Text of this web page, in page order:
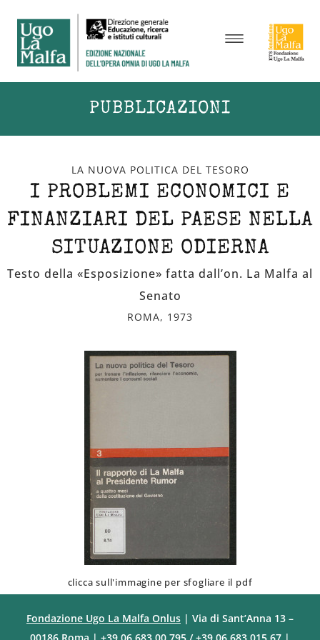
PUBBLICAZIONI
LA NUOVA POLITICA DEL TESORO
I PROBLEMI ECONOMICI E
FINANZIARI DEL PAESE NELLA
SITUAZIONE ODIERNA
Testo della «Esposizione» fatta dall’on. La Malfa al
Senato
ROMA, 1973
clicca sull'immagine per sfogliare il pdf
Fondazione Ugo La Malfa Onlus | Via di Sant’Anna 13 –
00186 Roma | +39 06 683 00 795 / +39 06 683 015 67 |